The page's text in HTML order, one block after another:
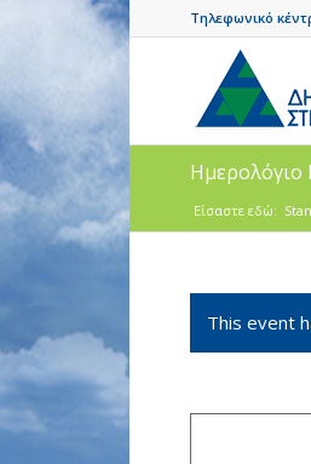
Τηλεφωνικό
Είσαστε εδώ:
This event